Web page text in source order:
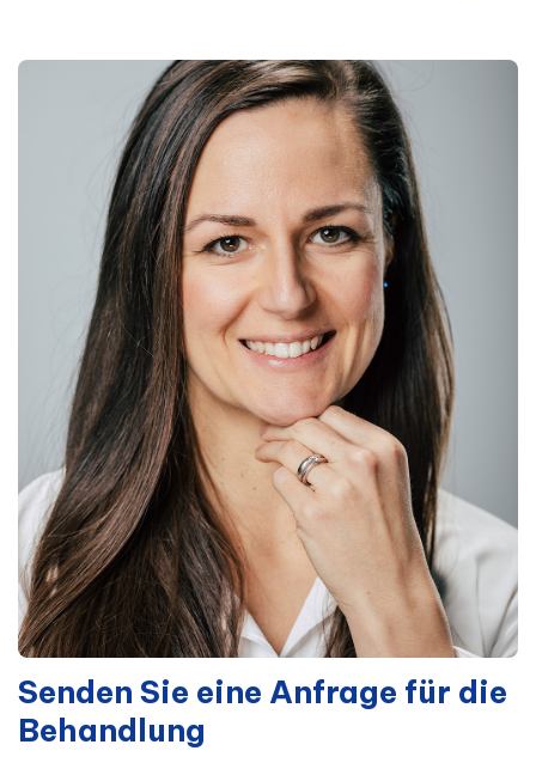
Senden Sie eine Anfrage für die
Behandlung